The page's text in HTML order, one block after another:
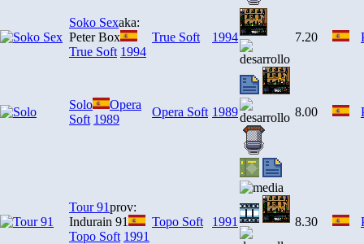
Soko Sexaka:
Peter Box
True Soft 1994
True Soft 1994 7.20
Solo
Opera
Soft 1989
Opera Soft 1989 8.00
Tour 91prov:
Indurain 91
Topo Soft 1991
Topo Soft 1991 8.30